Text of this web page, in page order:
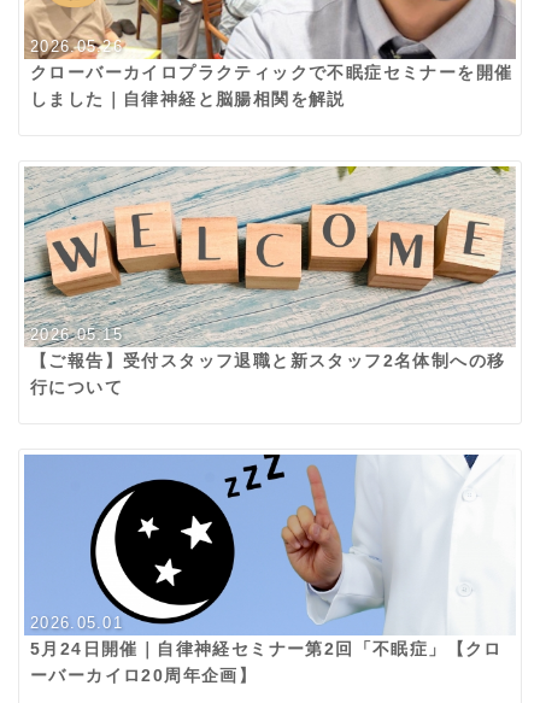
2026.05.26
クローバーカイロプラクティックで不眠症セミナーを開催
しました｜自律神経と脳腸相関を解説
2026.05.15
【ご報告】受付スタッフ退職と新スタッフ2名体制への移
行について
2026.05.01
5月24日開催｜自律神経セミナー第2回「不眠症」【クロ
ーバーカイロ20周年企画】